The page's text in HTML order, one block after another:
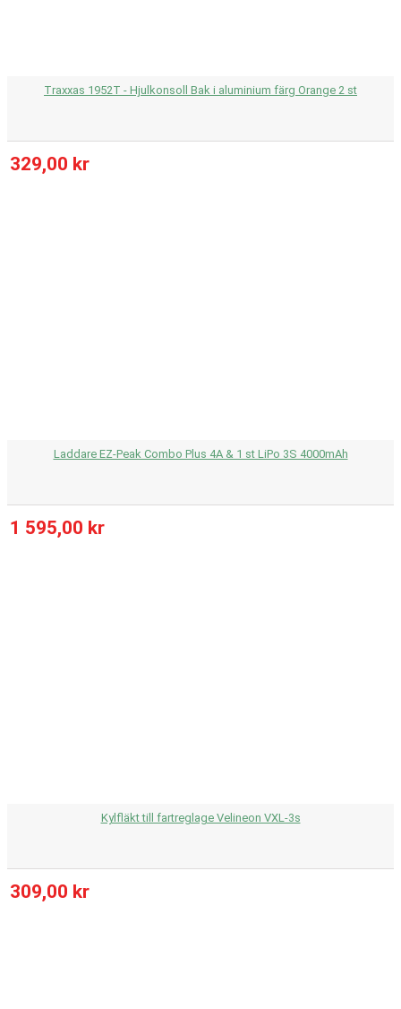
Traxxas 1952T - Hjulkonsoll Bak i aluminium färg Orange 2 st
329,00 kr
Laddare EZ-Peak Combo Plus 4A & 1 st LiPo 3S 4000mAh
1 595,00 kr
Kylfläkt till fartreglage Velineon VXL-3s
309,00 kr